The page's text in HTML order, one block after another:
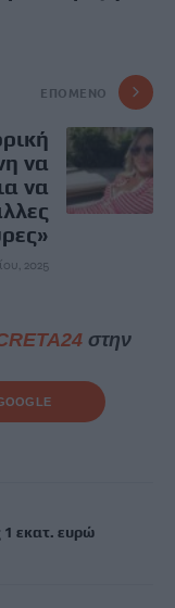
ΕΠΌΜΕΝΟ
να
να
2025
στην
1 εκατ. ευρώ